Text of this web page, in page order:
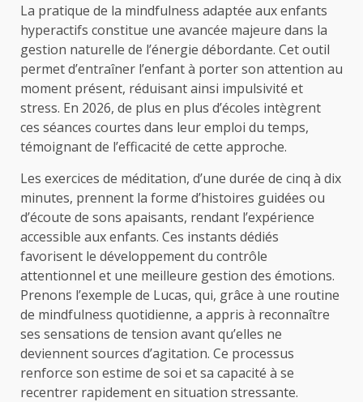
La pratique de la mindfulness adaptée aux enfants
hyperactifs constitue une avancée majeure dans la
gestion naturelle de l’énergie débordante. Cet outil
permet d’entraîner l’enfant à porter son attention au
moment présent, réduisant ainsi impulsivité et
stress. En 2026, de plus en plus d’écoles intègrent
ces séances courtes dans leur emploi du temps,
témoignant de l’efficacité de cette approche.
Les exercices de méditation, d’une durée de cinq à dix
minutes, prennent la forme d’histoires guidées ou
d’écoute de sons apaisants, rendant l’expérience
accessible aux enfants. Ces instants dédiés
favorisent le développement du contrôle
attentionnel et une meilleure gestion des émotions.
Prenons l’exemple de Lucas, qui, grâce à une routine
de mindfulness quotidienne, a appris à reconnaître
ses sensations de tension avant qu’elles ne
deviennent sources d’agitation. Ce processus
renforce son estime de soi et sa capacité à se
recentrer rapidement en situation stressante.